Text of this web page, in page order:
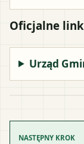
Oficjalne
Urząd
NASTĘPNY KROK